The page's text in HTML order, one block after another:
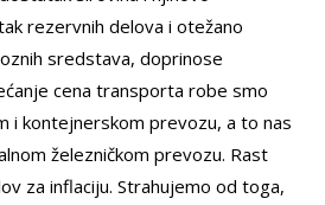
rezervnih delova i otežano
sredstava, doprinose
cena transporta robe smo
i kontejnerskom prevozu, a to nas
železničkom prevozu. Rast
za inflaciju. Strahujemo od toga,